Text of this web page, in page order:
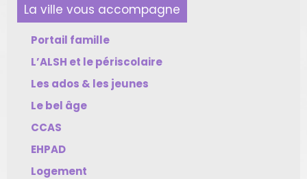
La ville vous accompagne
Portail famille
L’ALSH et le périscolaire
Les ados & les jeunes
Le bel âge
CCAS
EHPAD
Logement